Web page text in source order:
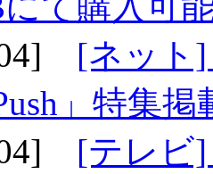
[ネット]
」特集
[テレビ]